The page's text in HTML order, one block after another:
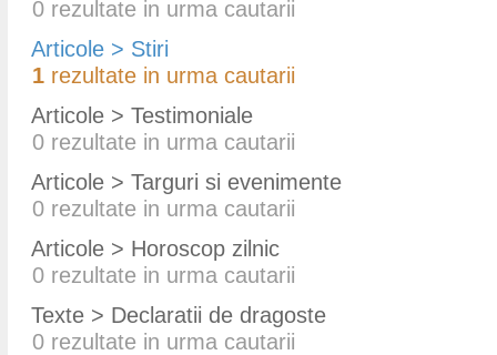
0 rezultate in urma cautarii
Articole > Stiri
1 rezultate in urma cautarii
Articole > Testimoniale
0 rezultate in urma cautarii
Articole > Targuri si evenimente
0 rezultate in urma cautarii
Articole > Horoscop zilnic
0 rezultate in urma cautarii
Texte > Declaratii de dragoste
0 rezultate in urma cautarii